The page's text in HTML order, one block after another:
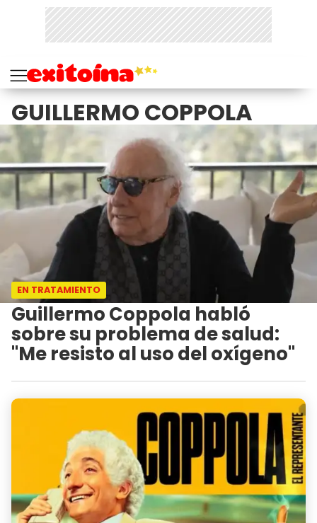
GUILLERMO COPPOLA
EN TRATAMIENTO
Guillermo Coppola habló
sobre su problema de salud:
"Me resisto al uso del oxígeno"